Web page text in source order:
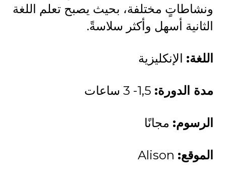
ونشاطاتٍ مختلفة، بحيث يصبح تعلم اللغة
الثانية أسهل وأكثر سلاسةً.
اللغة: الإنكليزية
مدة الدورة:
الرسوم: مجانًا
الموقع: